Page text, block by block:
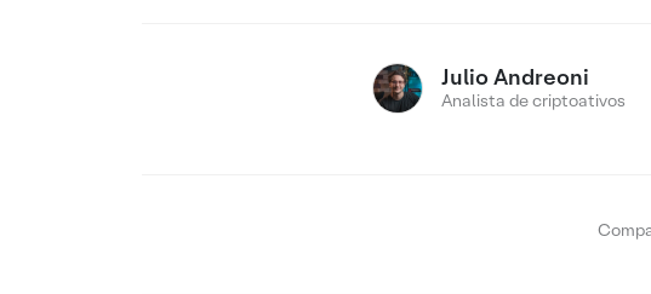
Julio Andreoni
Analista de criptoativos